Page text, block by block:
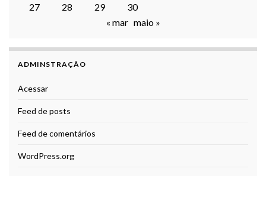
27
28 29
30
« mar maio »
ADMINSTRAÇÃO
Acessar
Feed de posts
Feed de comentários
WordPress.org